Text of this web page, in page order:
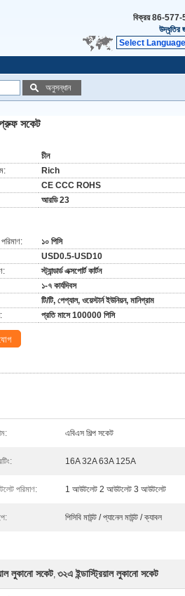
বিক্রয়86-577-
উদ্ধৃতির
Select Language
অনুসন্ধান
সকেট
চীন
Rich
CE CCC ROHS
আরডি 23
১০ পিসি
USD0.5-USD10
স্ট্যান্ডার্ড এক্সপোর্ট কার্টন
১-৭ কার্যদিবস
টি/টি, পেপ্যাল, ওয়েস্টার্ন ইউনিয়ন, মানিগ্রাম
প্রতি মাসে 100000 পিসি
এবিএস শিল্প সকেট
16A 32A 63A 125A
পরিমাণ: 1 আউটলেট 2 আউটলেট 3 আউটলেট
পিসিবি মাউন্ট / প্যানেল মাউন্ট / ক্যাবল
লুকানো সকেট, ৩২এ ইন্ডাস্ট্রিয়াল লুকানো সকেট